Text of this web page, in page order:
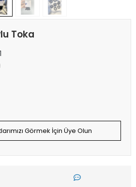
Toka
Görmek İçin Üye Olun